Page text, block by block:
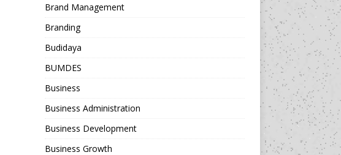
Brand Management
Branding
Budidaya
BUMDES
Business
Business Administration
Business Development
Business Growth